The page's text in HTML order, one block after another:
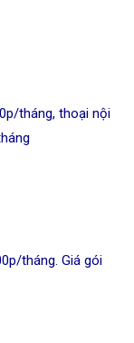
tháng, thoại nội
tháng. Giá gói